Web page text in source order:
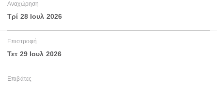
Αναχώρηση
Τρί 28 Ιουλ 2026
Επιστροφή
Τετ 29 Ιουλ 2026
Επιβάτες